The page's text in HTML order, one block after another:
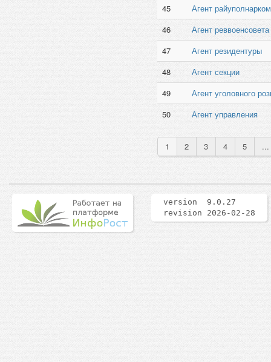
45
Агент
46
Агент реввоенсовета
47
Агент резидентуры
48
Агент секции
49
Агент уголовного
50
Агент управления
1 2 3 4 5 ...
version 9.0.27
revision 2026-02-28